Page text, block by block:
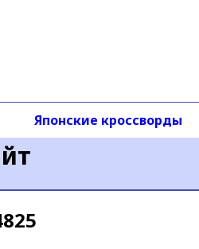
Японские кроссворды